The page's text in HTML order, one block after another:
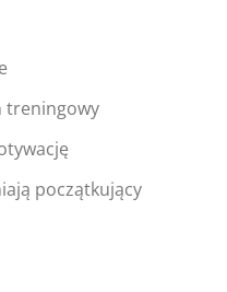
treningowy
początkujący